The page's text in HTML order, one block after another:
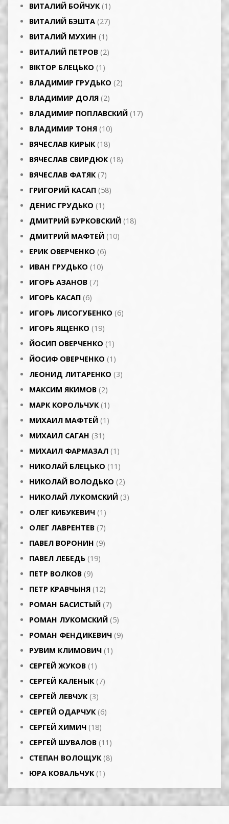
ВИТАЛИЙ БОЙЧУК(1)
ВИТАЛИЙ БЭШТА (27)
ВИТАЛИЙ МУХИН (1)
ВИТАЛИЙ ПЕТРОВ (2)
ВІКТОР БЛЕЦЬКО (1)
ВЛАДИМИР ГРУДЬКО (2)
ВЛАДИМИР ДОЛЯ (2)
ВЛАДИМИР ПОПЛАВСКИЙ (17)
ВЛАДИМИР ТОНЯ (10)
ВЯЧЕСЛАВ КИРЫК(18)
ВЯЧЕСЛАВ СВИРДЮК(18)
ВЯЧЕСЛАВ ФАТЯК(7)
ГРИГОРИЙ КАСАП (58)
ДЕНИС ГРУДЬКО (1)
ДМИТРИЙ БУРКОВСКИЙ (18)
ДМИТРИЙ МАФТЕЙ (10)
ЕРИК ОВЕРЧЕНКО (6)
ИВАН ГРУДЬКО (10)
ИГОРЬ АЗАНОВ (7)
ИГОРЬ КАСАП (6)
ИГОРЬ ЛИСОГУБЕНКО (6)
ИГОРЬ ЯЩЕНКО (19)
ЙОСИП ОВЕРЧЕНКО (1)
ЙОСИФ ОВЕРЧЕНКО (1)
ЛЕОНИД ЛИТАРЕНКО (3)
МАКСИМ ЯКИМОВ (2)
МАРК КОРОЛЬЧУК(1)
МИХАИЛ МАФТЕЙ (1)
МИХАИЛ САГАН (31)
МИХАИЛ ФАРМАЗАЛ (1)
НИКОЛАЙ БЛЕЦЬКО (11)
НИКОЛАЙ ВОЛОДЬКО (2)
НИКОЛАЙ ЛУКОМСКИЙ (3)
ОЛЕГ КИБУКЕВИЧ (1)
ОЛЕГ ЛАВРЕНТЕВ (7)
ПАВЕЛ ВОРОНИН (9)
ПАВЕЛ ЛЕБЕДЬ (19)
ПЕТР ВОЛКОВ (9)
ПЕТР КРАВЧЫНЯ (12)
РОМАН БАСИСТЫЙ (7)
РОМАН ЛУКОМСКИЙ (5)
РОМАН ФЕНДИКЕВИЧ (9)
РУВИМ КЛИМОВИЧ (1)
СЕРГЕЙ ЖУКОВ (1)
СЕРГЕЙ КАЛЕНЫК(7)
СЕРГЕЙ ЛЕВЧУК(3)
СЕРГЕЙ ОДАРЧУК(6)
СЕРГЕЙ ХИМИЧ (18)
СЕРГЕЙ ШУВАЛОВ (11)
СТЕПАН ВОЛОЩУК(8)
ЮРА КОВАЛЬЧУК (1)